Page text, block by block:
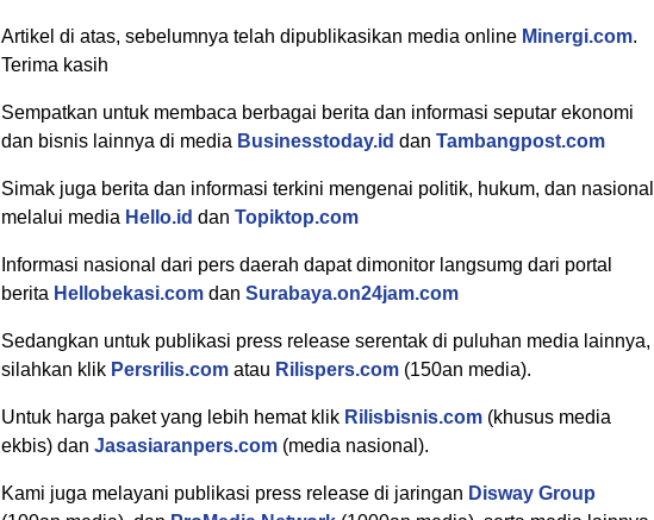
Artikel di atas, sebelumnya telah dipublikasikan media online Minergi.com.
Terima kasih
Sempatkan untuk membaca berbagai berita dan informasi seputar ekonomi
dan bisnis lainnya di media Businesstoday.id dan Tambangpost.com
Simak juga berita dan informasi terkini mengenai politik, hukum, dan nasional
melalui media Hello.id dan Topiktop.com
Informasi nasional dari pers daerah dapat dimonitor langsumg dari portal
berita Hellobekasi.com dan Surabaya.on24jam.com
Sedangkan untuk publikasi press release serentak di puluhan media lainnya,
silahkan klik Persrilis.com atau Rilispers.com (150an media).
Untuk harga paket yang lebih hemat klik Rilisbisnis.com (khusus media
ekbis) dan Jasasiaranpers.com (media nasional).
Kami juga melayani publikasi press release di jaringan Disway Group